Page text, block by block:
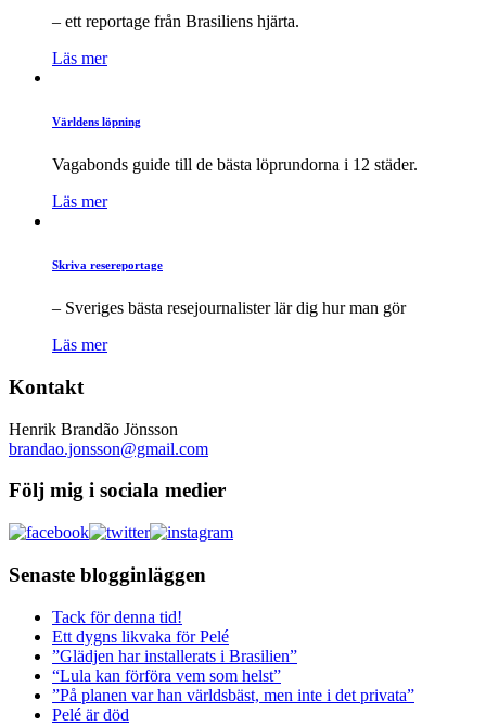
– ett reportage från Brasiliens hjärta.
Läs mer
Världens löpning
Vagabonds guide till de bästa löprundorna i 12 städer.
Läs mer
Skriva resereportage
– Sveriges bästa resejournalister lär dig hur man gör
Läs mer
Kontakt
Henrik Brandão Jönsson
brandao.jonsson@gmail.com
Följ mig i sociala medier
Senaste blogginläggen
Tack för denna tid!
Ett dygns likvaka för Pelé
”Glädjen har installerats i Brasilien”
“Lula kan förföra vem som helst”
”På planen var han världsbäst, men inte i det privata”
Pelé är död